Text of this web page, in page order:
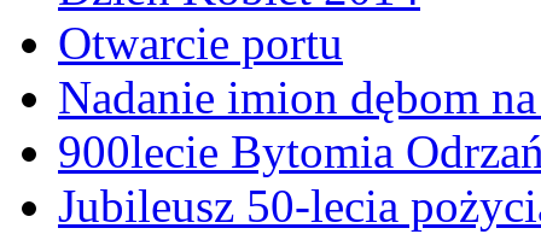
Otwarcie portu
Nadanie imion dębom
900lecie Bytomia
Jubileusz 50-lecia